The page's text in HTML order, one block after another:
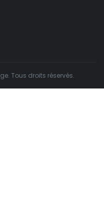
Tous droits réservés.